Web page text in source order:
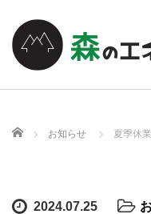
ホーム お知らせ 夏季休
2024.07.25